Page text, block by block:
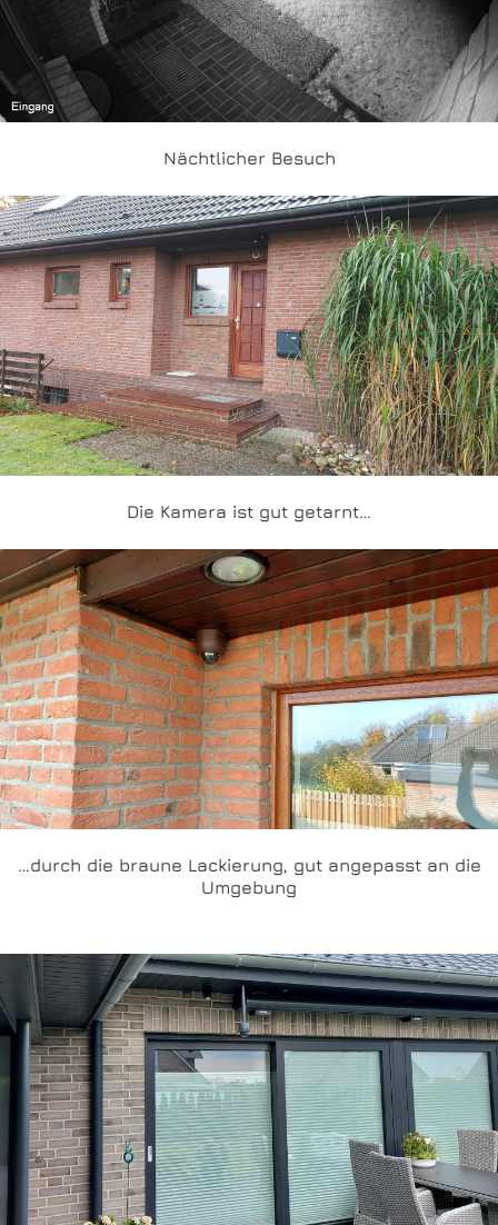
Nächtlicher Besuch
Die Kamera ist gut getarnt…
…durch die braune Lackierung, gut angepasst an die
Umgebung